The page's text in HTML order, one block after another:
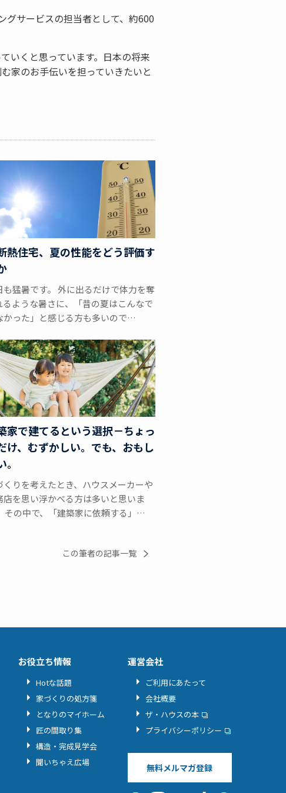
グサービスの担当者として、約600
いくと思っています。日本の将来
家のお手伝いを担っていきたいと
熱住宅、夏の性能をどう評価す
も猛暑です。 外に出るだけで体力を奪
るような暑さに、「昔の夏はこんなで
かった」と感じる方も多いので…
家で建てるという選択－ちょっ
け、むずかしい。でも、おもし
。
くりを考えたとき、ハウスメーカーや
店を思い浮かべる方は多いと思いま
その中で、「建築家に依頼する」…
この筆者の記事一覧
お役立ち情報
Hotな話題
家づくりの処方箋
となりのマイホーム
匠の間取り集
構造・完成見学会
聞いちゃえ広場
運営会社
ご利用にあたって
会社概要
ザ・ハウスの本
プライバシーポリシー
無料メルマガ登録